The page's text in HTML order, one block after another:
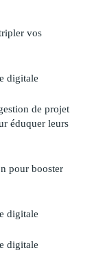
vos
digitale
de projet
éduquer leurs
pour booster
digitale
digitale